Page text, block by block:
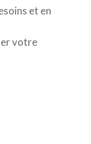
et en
votre